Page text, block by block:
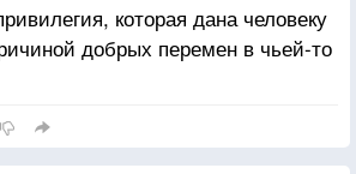
которая дана человеку
добрых перемен в чьей-то